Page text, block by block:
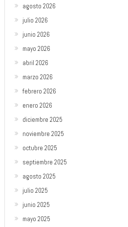
agosto 2026
julio 2026
junio 2026
mayo 2026
abril 2026
marzo 2026
febrero 2026
enero 2026
diciembre 2025
noviembre 2025
octubre 2025
septiembre 2025
agosto 2025
julio 2025
junio 2025
mayo 2025